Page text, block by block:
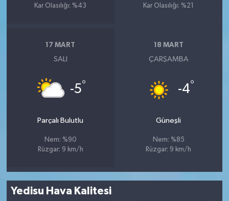
Kar Olasılığı: %43
Kar Olasılığı: %21
17 MART
SALI
-5°
Parçalı Bulutlu
Nem: %90
Rüzgar: 9 km/h
18 MART
ÇARŞAMBA
-4°
Güneşli
Nem: %85
Rüzgar: 9 km/h
Yedisu Hava Kalitesi